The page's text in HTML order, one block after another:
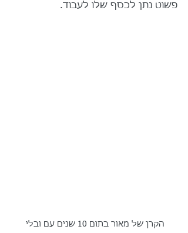
פשוט נתן לכסף שלו לעבוד.
הקרן של מאור בתום 10 שנים עם ובלי